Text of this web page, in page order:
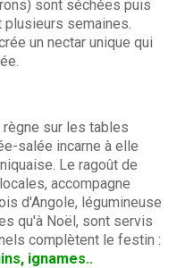
sont séchées puis
plusieurs semaines.
un nectar unique qui
règne sur les tables
salée incarne à elle
Le ragoût de
accompagne
d'Angole, légumineuse
qu'à Noël, sont servis
complètent le festin :
ignames..